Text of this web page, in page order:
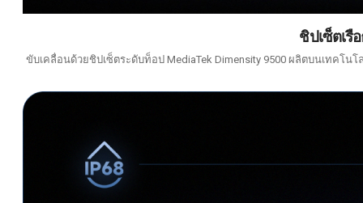
ชิปเซ็ตเรื
ขับเคลื่อนด้วยชิปเซ็ตระดับท็อป MediaTek Dimensity 9500 ผลิตบนเทคโน